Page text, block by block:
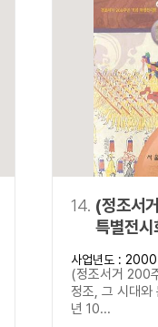
14. (정조서
특별전
문화
사업년도 : 2000
(정조서거 200
정조, 그 시대
년 10...